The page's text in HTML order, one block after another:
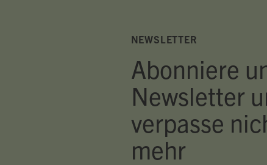
NEWSLETTER
Abonniere
Newsletter
verpasse
mehr